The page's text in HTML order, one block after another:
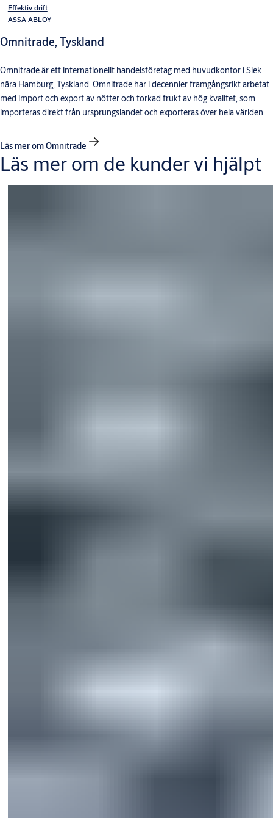
Effektiv drift
ASSA ABLOY
Omnitrade, Tyskland
Omnitrade är ett internationellt handelsföretag med huvudkontor i Siek
nära Hamburg, Tyskland. Omnitrade har i decennier framgångsrikt arbetat
med import och export av nötter och torkad frukt av hög kvalitet, som
importeras direkt från ursprungslandet och exporteras över hela världen.
Läs mer om Omnitrade
Läs mer om de kunder vi hjälpt